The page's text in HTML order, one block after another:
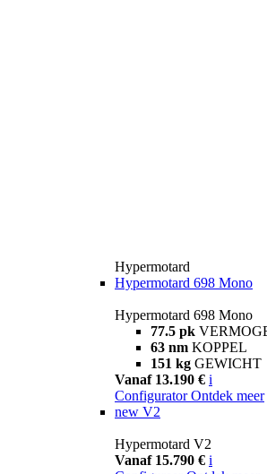
Hypermotard
Hypermotard 698 Mono
Hypermotard 698 Mono
77.5 pk
63 nm KOPPEL
151 kg GEWICHT
Vanaf 13.190 € i
Configurator Ontdek meer
new V2
Hypermotard V2
Vanaf 15.790 € i